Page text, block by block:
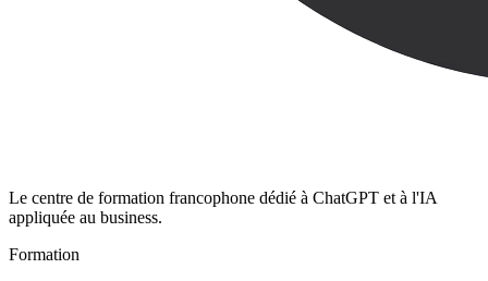
Le centre de formation francophone dédié à ChatGPT et à l'IA
appliquée au business.
Formation